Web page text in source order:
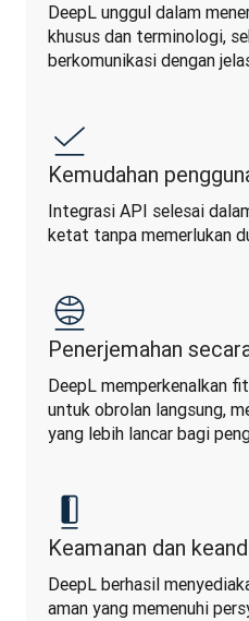
DeepL unggul dalam
khusus dan terminologi,
berkomunikasi dengan
Kemudahan
Integrasi API selesai
ketat tanpa memerlukan
Penerjemahan
DeepL memperkenalkan
untuk obrolan langsung,
yang lebih lancar bagi
Keamanan dan
DeepL berhasil
aman yang memenuhi